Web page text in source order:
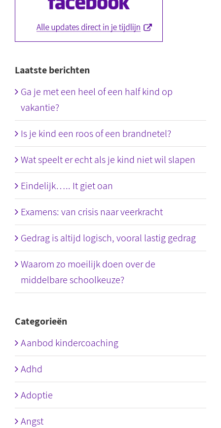
Laatste berichten
Ga je met een heel of een half kind op
vakantie?
Is je kind een roos of een brandnetel?
Wat speelt er echt als je kind niet wil slapen
Eindelijk….. It giet oan
Examens: van crisis naar veerkracht
Gedrag is altijd logisch, vooral lastig gedrag
Waarom zo moeilijk doen over de
middelbare schoolkeuze?
Categorieën
Aanbod kindercoaching
Adhd
Adoptie
Angst